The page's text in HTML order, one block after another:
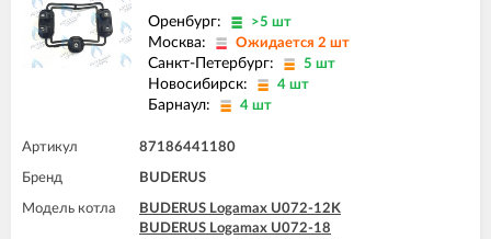
Оренбург: >5 шт
Москва: Ожидается 2 шт
Санкт-Петербург: 5 шт
Новосибирск: 4 шт
Барнаул: 4 шт
Артикул 87186441180
Бренд BUDERUS
Модель котла
BUDERUS Logamax U072-12K
BUDERUS Logamax U072-18